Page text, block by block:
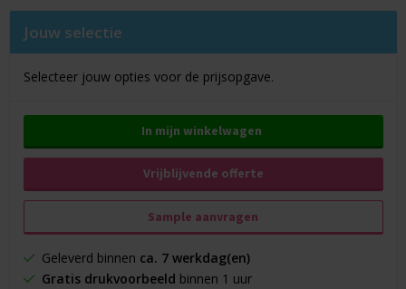
Jouw selectie
Selecteer jouw opties voor de prijsopgave.
In mijn winkelwagen
Vrijblijvende offerte
Sample aanvragen
Geleverd binnen ca. 7 werkdag(en)
Gratis drukvoorbeeld binnen 1 uur